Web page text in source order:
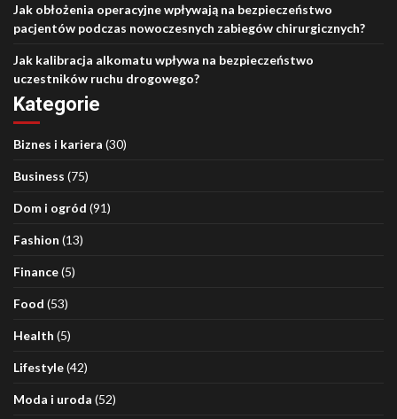
Jak obłożenia operacyjne wpływają na bezpieczeństwo
pacjentów podczas nowoczesnych zabiegów chirurgicznych?
Jak kalibracja alkomatu wpływa na bezpieczeństwo
uczestników ruchu drogowego?
Kategorie
Biznes i kariera (30)
Business (75)
Dom i ogród (91)
Fashion (13)
Finance(5)
Food (53)
Health (5)
Lifestyle(42)
Moda i uroda (52)